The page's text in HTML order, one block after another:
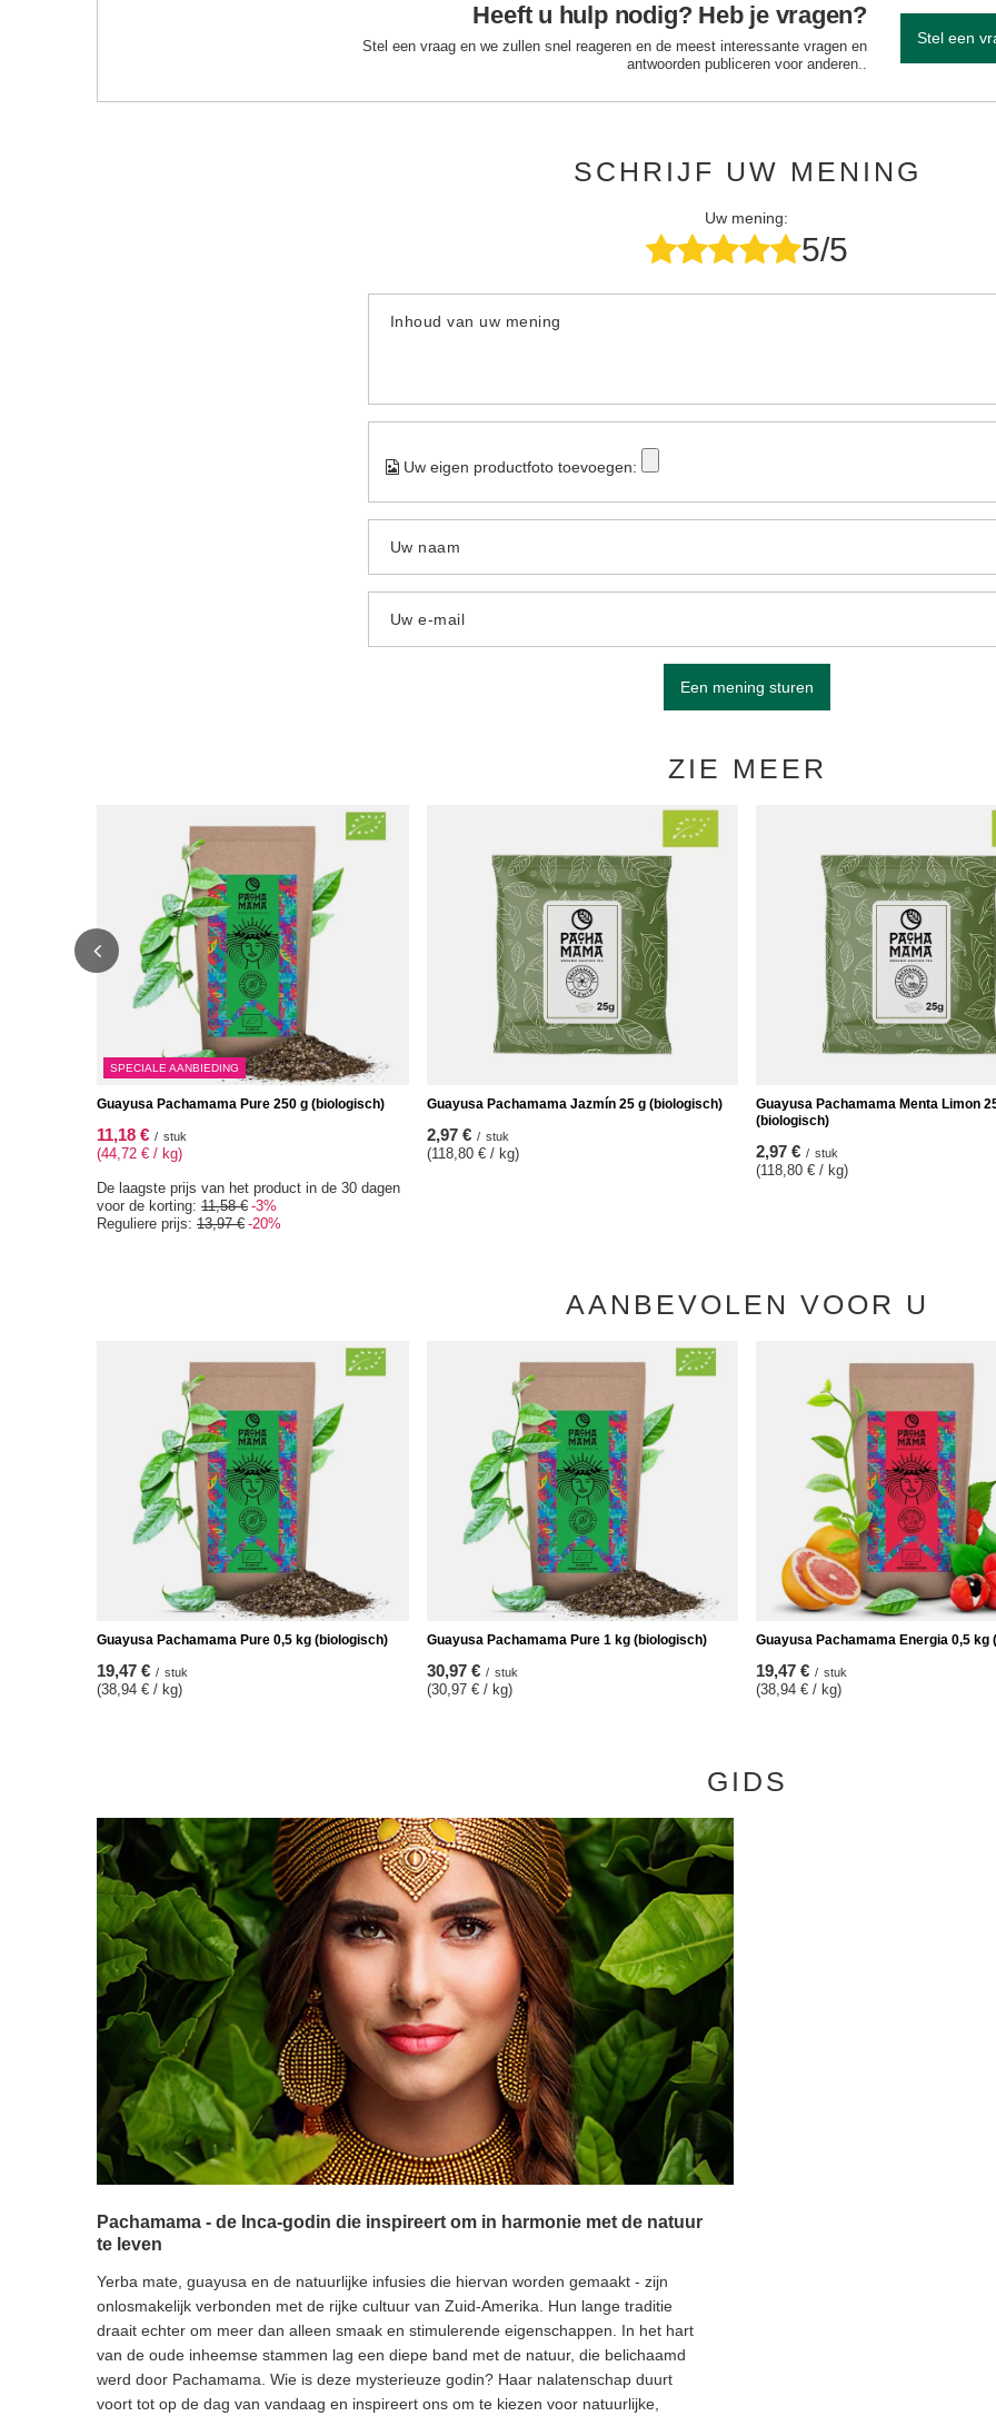
Heeft u hulp nodig? Heb je vragen?
Stel een vraag en we zullen snel reageren en de meest interessante vragen en
antwoorden publiceren voor anderen..
Stel een
SCHRIJF UW MENING
Uw mening:
5/5
Inhoud van uw mening
Uw eigen productfoto toevoegen:
Uw naam
Uw e-mail
Een mening sturen
ZIE MEER
SPECIALE AANBIEDING
Guayusa Pachamama Pure 250 g (biologisch)
11,18 € / stuk
(44,72 € / kg)
De laagste prijs van het product in de 30 dagen
voor de korting: 11,58 € -3%
Reguliere prijs: 13,97 € -20%
Guayusa Pachamama Jazmín 25 g (biologisch)
2,97 € / stuk
(118,80 € / kg)
Guayusa Pachamama Menta Limon
(biologisch)
2,97 € / stuk
(118,80 € / kg)
AANBEVOLEN VOOR U
Guayusa Pachamama Pure 0,5 kg (biologisch)
19,47 € / stuk
(38,94 € / kg)
Guayusa Pachamama Pure 1 kg (biologisch)
30,97 € / stuk
(30,97 € / kg)
Guayusa Pachamama Energia 0,5 kg
19,47 € / stuk
(38,94 € / kg)
GIDS
Pachamama - de Inca-godin die inspireert om in harmonie met de natuur
te leven
Yerba mate, guayusa en de natuurlijke infusies die hiervan worden gemaakt - zijn
onlosmakelijk verbonden met de rijke cultuur van Zuid-Amerika. Hun lange traditie
draait echter om meer dan alleen smaak en stimulerende eigenschappen. In het hart
van de oude inheemse stammen lag een diepe band met de natuur, die belichaamd
werd door Pachamama. Wie is deze mysterieuze godin? Haar nalatenschap duurt
voort tot op de dag van vandaag en inspireert ons om te kiezen voor natuurlijke,